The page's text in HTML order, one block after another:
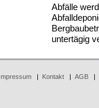
Abfälle
untertägig
Impressum| Kontakt| AGB|